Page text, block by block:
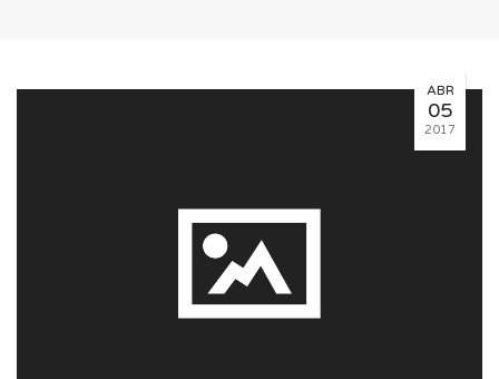
ABR
05
2017